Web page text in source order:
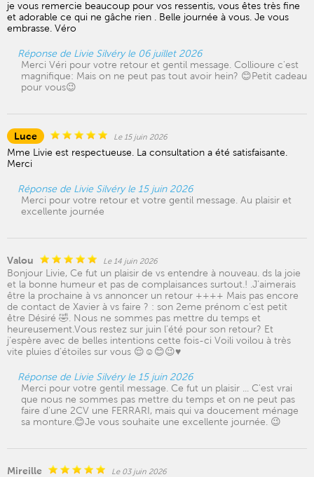
je vous remercie beaucoup pour vos ressentis, vous êtes très fine
et adorable ce qui ne gâche rien . Belle journée à vous. Je vous
embrasse. Véro
Réponse de Livie Silvéry le 06 juillet 2026
Merci Véri pour votre retour et gentil message. Collioure c'est
magnifique: Mais on ne peut pas tout avoir hein? 😊Petit cadeau
pour vous😉
Luce Le 15 juin 2026
Mme Livie est respectueuse. La consultation a été satisfaisante.
Merci
Réponse de Livie Silvéry le 15 juin 2026
Merci pour votre retour et votre gentil message. Au plaisir et
excellente journée
Valou Le 14 juin 2026
Bonjour Livie, Ce fut un plaisir de vs entendre à nouveau. ds la joie
et la bonne humeur et pas de complaisances surtout.! .J’aimerais
être la prochaine à vs annoncer un retour ++++ Mais pas encore
de contact de Xavier à vs faire ? : son 2eme prénom c’est petit
être Désiré 🤣. Nous ne sommes pas mettre du temps et
heureusement.Vous restez sur juin l’été pour son retour? Et
j’espère avec de belles intentions cette fois-ci Voili voilou à très
vite pluies d’étoiles sur vous 😌☺️😊😉♥️
Réponse de Livie Silvéry le 15 juin 2026
Merci pour votre gentil message. Ce fut un plaisir ... C'est vrai
que nous ne sommes pas mettre du temps et on ne peut pas
faire d'une 2CV une FERRARI, mais qui va doucement ménage
sa monture.😊Je vous souhaite une excellente journée. 😉
Mireille Le 03 juin 2026